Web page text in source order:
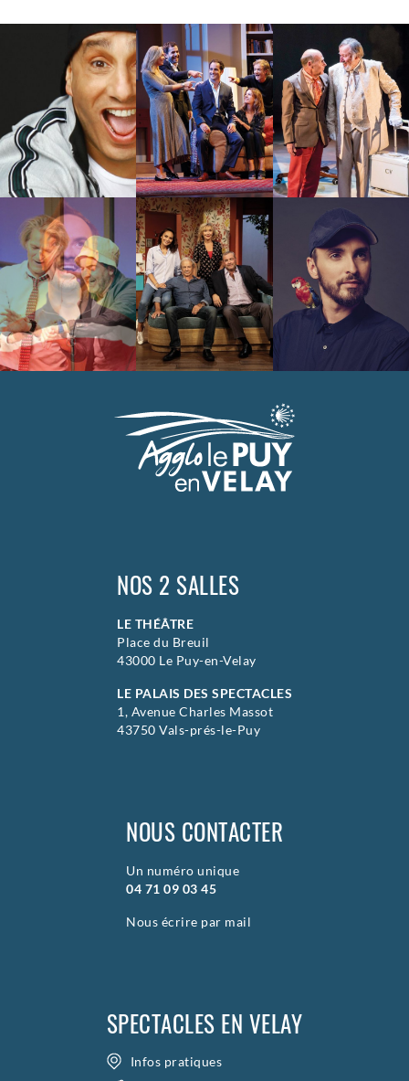
NOS 2 SALLES
LE THÉÂTRE
Place du Breuil
43000 Le Puy-en-Velay
LE PALAIS DES SPECTACLES
1, Avenue Charles Massot
43750 Vals-prés-le-Puy
NOUS CONTACTER
Un numéro unique
04 71 09 03 45
Nous écrire par mail
SPECTACLES EN VELAY
Infos pratiques